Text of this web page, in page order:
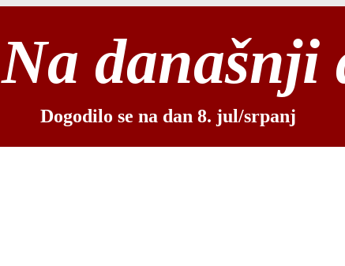
Na današnji
Dogodilo se na dan 8. jul/srpanj